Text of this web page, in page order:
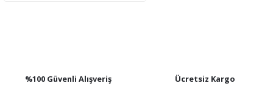
%100 Güvenli Alışveriş Ücretsiz Kargo